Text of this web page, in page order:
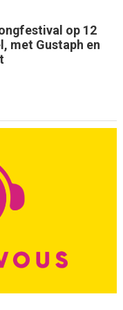
op 12
met Gustaph en